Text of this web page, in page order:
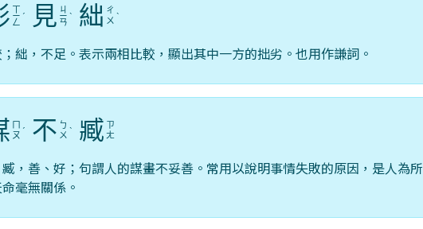
ㄒ
ㄧ
ㄥ
ˊ 見 ㄐ
ㄧ
ㄢ
ˋ 絀 ㄔ
ㄨ ˋ
絀，不足。表示兩相比較，顯出其中一方的拙劣。也用作謙詞。
ㄇ
ㄡ ˊ 不 ㄅ
ㄨ ˋ 臧 ㄗ
ㄤ
，善、好；句謂人的謀畫不妥善。常用以說明事情失敗的原因，是人為所
毫無關係。